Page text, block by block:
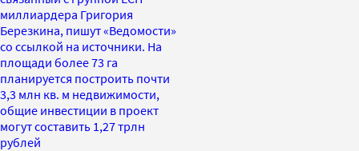
миллиардера Григория
Березкина, пишут «Ведомости»
со ссылкой на источники. На
площади более 73 га
планируется построить почти
3,3 млн кв. м недвижимости,
общие инвестиции в проект
могут составить 1,27 трлн
рублей